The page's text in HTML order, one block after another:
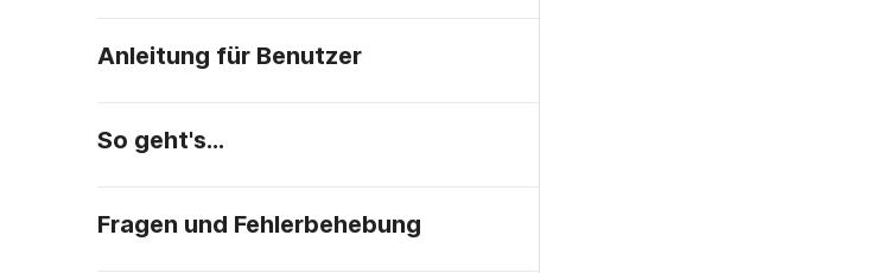
Anleitung für Benutzer
So geht's…
Fragen und Fehlerbehebung